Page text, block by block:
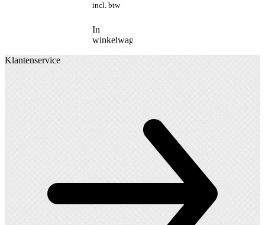
incl. btw
In
winkelwagen
Klantenservice